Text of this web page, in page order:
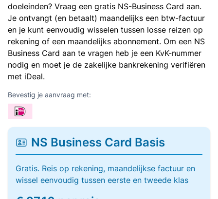
doeleinden? Vraag een gratis NS-Business Card aan.
Je ontvangt (en betaalt) maandelijks een btw-factuur
en je kunt eenvoudig wisselen tussen losse reizen op
rekening of een maandelijks abonnement. Om een NS
Business Card aan te vragen heb je een KvK-nummer
nodig en moet je de zakelijke bankrekening verifiëren
met iDeal.
Bevestig je aanvraag met:
NS Business Card Basis
Gratis. Reis op rekening, maandelijkse factuur en
wissel eenvoudig tussen eerste en tweede klas